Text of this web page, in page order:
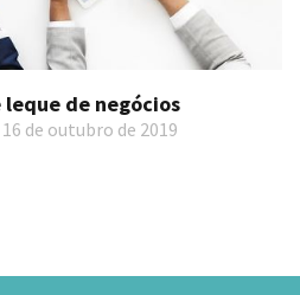
de negócios
16 de outubro de 2019